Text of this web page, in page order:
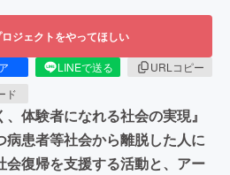
ジェクトをやってほしい
LINEで送る
URLコピー
ド
、体験者になれる社会の実現』
病患者等社会から離脱した人に
会復帰を支援する活動と、アー